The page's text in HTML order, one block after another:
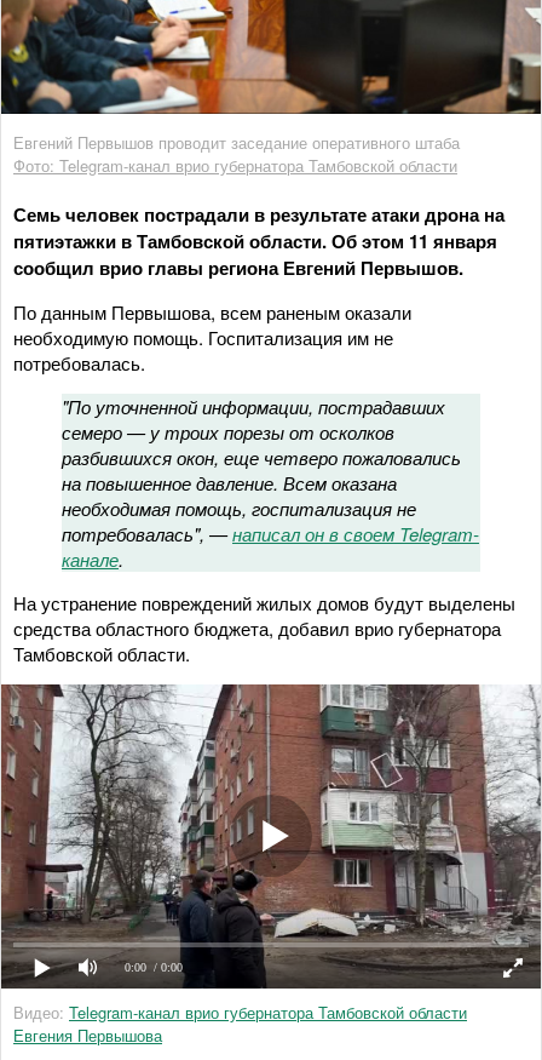
Евгений Первышов проводит заседание оперативного штаба
Фото: Telegram-канал врио губернатора Тамбовской области
Семь человек пострадали в результате атаки дрона на
пятиэтажки в Тамбовской области. Об этом 11 января
сообщил врио главы региона Евгений Первышов.
По данным Первышова, всем раненым оказали
необходимую помощь. Госпитализация им не
потребовалась.
"По уточненной информации, пострадавших
семеро — у троих порезы от осколков
разбившихся окон, еще четверо пожаловались
на повышенное давление. Всем оказана
необходимая помощь, госпитализация не
потребовалась", —написал он в своем Telegram-
канале.
На устранение повреждений жилых домов будут выделены
средства областного бюджета, добавил врио губернатора
Тамбовской области.
0:00 / 0:00
Видео: Telegram-канал врио губернатора Тамбовской области
Евгения Первышова